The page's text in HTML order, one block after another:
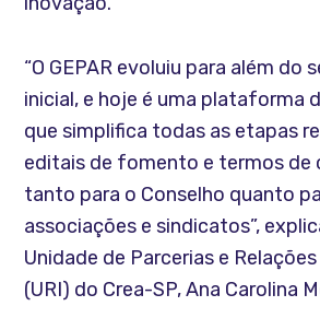
“O GEPAR evoluiu para além do
inicial, e hoje é uma plataforma
que simplifica todas as etapas
editais de fomento e termos de
tanto para o Conselho quanto
associações e sindicatos”,
Unidade de Parcerias e
(URI) do Crea-SP, Ana Carolina